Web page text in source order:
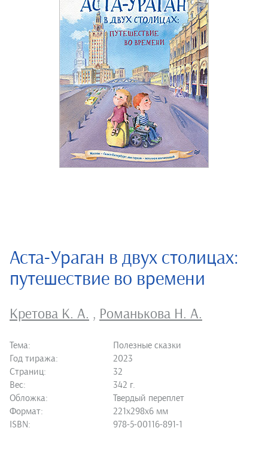
Аста-Ураган в двух столицах:
путешествие во времени
Кретова К. А. , Романькова Н. А.
Тема:
Полезные сказки
Год тиража:
2023
Страниц:
32
Вес:
342 г.
Обложка:
Твердый переплет
Формат:
221х298х6 мм
ISBN:
978-5-00116-891-1